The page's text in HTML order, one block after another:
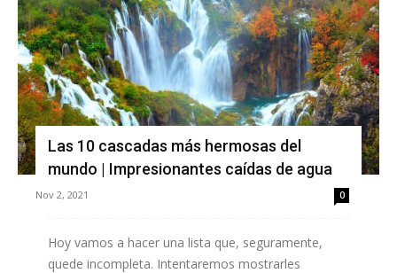
Las 10 cascadas más hermosas del
mundo | Impresionantes caídas de agua
Nov 2, 2021 0
Hoy vamos a hacer una lista que, seguramente,
quede incompleta. Intentaremos mostrarles